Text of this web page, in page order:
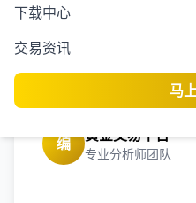
下载中心
交易资讯
马
中国信通院
国内市场5G
2410.6万部
编 黄金交易平台
专业分析师团队